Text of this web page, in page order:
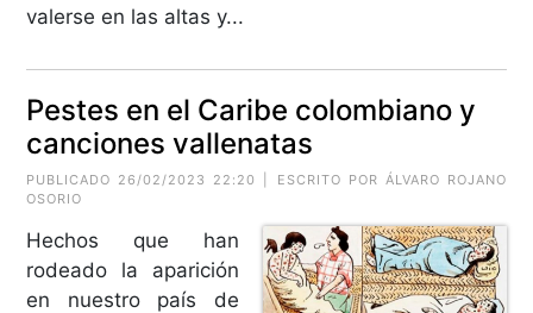
valerse en las altas y...
Pestes en el Caribe colombiano y
canciones vallenatas
PUBLICADO 26/02/2023 22:20 | ESCRITO POR ÁLVARO ROJANO
OSORIO
Hechos que han
rodeado la aparición
en nuestro país de